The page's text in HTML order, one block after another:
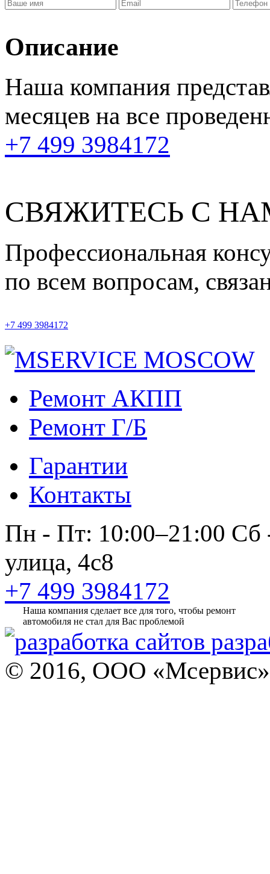
Описание
Наша компания
месяцев на все
+7 499 3984172
СВЯЖИТЕСЬ С
Профессиональная
по всем вопросам,
+7 499 3984172
Ремонт АКПП
Ремонт Г/Б
Гарантии
Контакты
Пн - Пт: 10:00–21:00 Сб
улица, 4с8
+7 499 3984172
Наша компания сделает все для того, чтобы ремонт
автомобиля не стал для Вас проблемой
© 2016, ООО